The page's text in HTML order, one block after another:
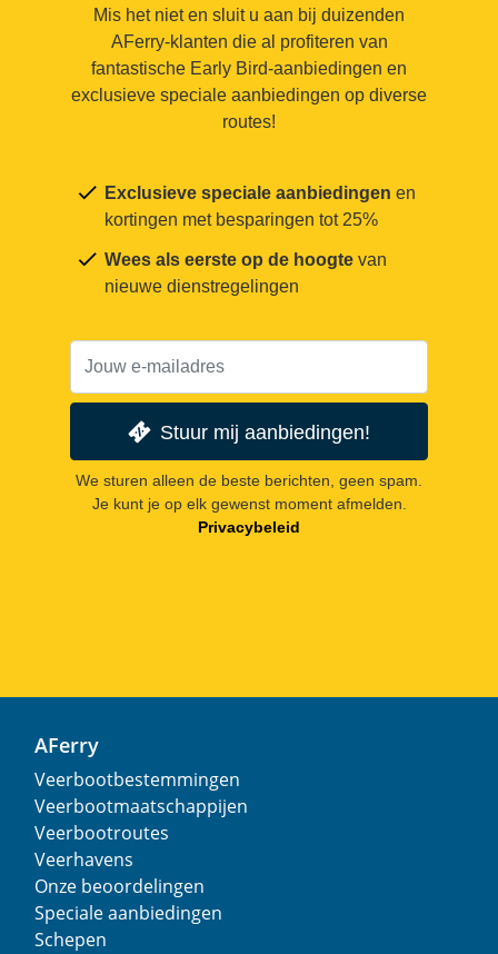
Mis het niet en sluit u aan bij duizenden
AFerry-klanten die al profiteren van
fantastische Early Bird-aanbiedingen en
exclusieve speciale aanbiedingen op diverse
routes!
Exclusieve speciale aanbiedingen en
kortingen met besparingen tot 25%
Wees als eerste op de hoogte van
nieuwe dienstregelingen
Stuur mij aanbiedingen!
We sturen alleen de beste berichten, geen spam.
Je kunt je op elk gewenst moment afmelden.
Privacybeleid
AFerry
Veerbootbestemmingen
Veerbootmaatschappijen
Veerbootroutes
Veerhavens
Onze beoordelingen
Speciale aanbiedingen
Schepen